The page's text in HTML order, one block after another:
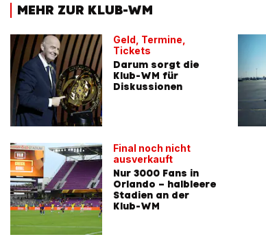
MEHR ZUR KLUB-WM
Geld, Termine,
Tickets
Darum sorgt die
Klub-WM für
Diskussionen
Final noch nicht
ausverkauft
Nur 3000 Fans in
Orlando – halbleere
Stadien an der
Klub-WM